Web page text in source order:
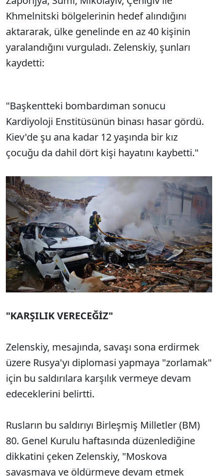
Khmelnitski bölgelerinin hedef alındığını
aktararak, ülke genelinde en az 40 kişinin
yaralandığını vurguladı. Zelenskiy, şunları
kaydetti:
"Başkentteki bombardıman sonucu
Kardiyoloji Enstitüsünün binası hasar gördü.
Kiev'de şu ana kadar 12 yaşında bir kız
çocuğu da dahil dört kişi hayatını kaybetti."
"KARŞILIK VERECEĞİZ"
Zelenskiy, mesajında, savaşı sona erdirmek
üzere Rusya'yı diplomasi yapmaya "zorlamak"
için bu saldırılara karşılık vermeye devam
edeceklerini belirtti.
Rusların bu saldırıyı Birleşmiş Milletler (BM)
80. Genel Kurulu haftasında düzenlediğine
dikkatini çeken Zelenskiy, "Moskova
savaşmaya ve öldürmeye devam etmek